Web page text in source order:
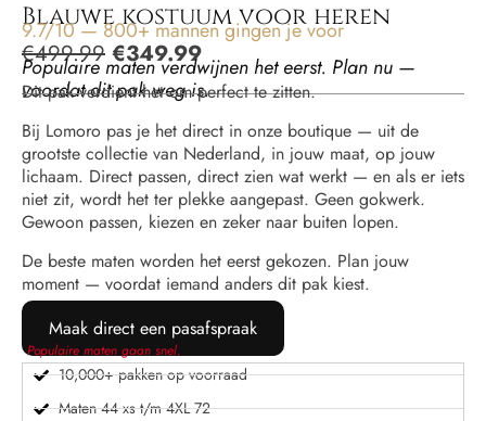
Blauwe kostuum voor heren
9.7/10 — 800+ mannen gingen je voor
€499.99 €349.99
Populaire maten verdwijnen het eerst. Plan nu —
voordat dit pak weg is.
Dit pak verdient het om perfect te zitten.
Bij Lomoro pas je het direct in onze boutique — uit de
grootste collectie van Nederland, in jouw maat, op jouw
lichaam. Direct passen, direct zien wat werkt — en als er iets
niet zit, wordt het ter plekke aangepast. Geen gokwerk.
Gewoon passen, kiezen en zeker naar buiten lopen.
De beste maten worden het eerst gekozen. Plan jouw
moment — voordat iemand anders dit pak kiest.
Maak direct een pasafspraak
Populaire maten gaan snel.
10,000+ pakken op voorraad
Maten 44 xs t/m 4XL 72